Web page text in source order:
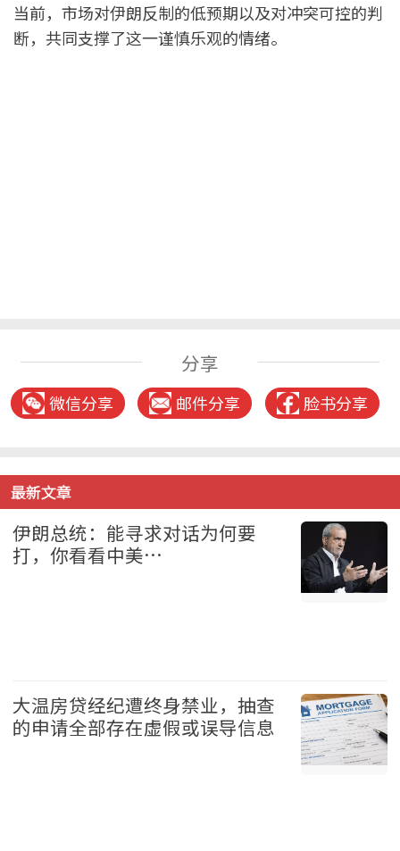
当前，市场对伊朗反制的低预期以及对冲突可控的判
断，共同支撑了这一谨慎乐观的情绪。
分享
微信分享 邮件分享 脸书分享
最新文章
伊朗总统：能寻求对话为何要
打，你看看中美…
大温房贷经纪遭终身禁业，抽查
的申请全部存在虚假或误导信息